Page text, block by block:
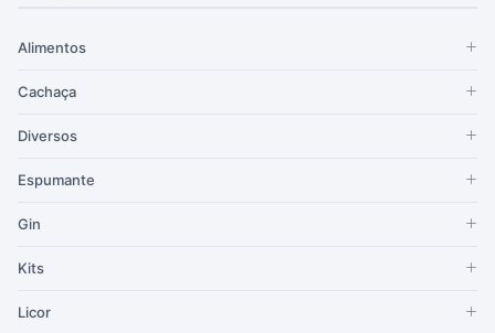
Alimentos
Cachaça
Diversos
Espumante
Gin
Kits
Licor